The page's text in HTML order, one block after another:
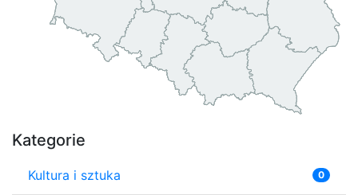
Kategorie
Kultura i sztuka 0